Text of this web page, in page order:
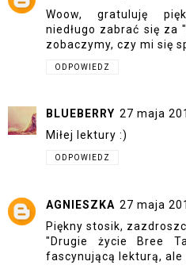
Woow, gratuluję
niedługo zabrać się za
zobaczymy, czy mi się
ODPOWIEDZ
BLUEBERRY 27 maja
Miłej lektury :)
ODPOWIEDZ
AGNIESZKA 27 maja
Piękny stosik,
"Drugie życie Bree
fascynującą lekturą, ale